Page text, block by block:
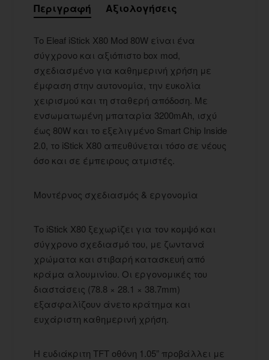
Περιγραφή Αξιολογήσεις
Το Eleaf iStick X80 Mod 80W είναι ένα
σύγχρονο και αξιόπιστο box mod,
σχεδιασμένο για καθημερινή χρήση με
έμφαση στην αυτονομία, την ευκολία
χειρισμού και τη σταθερή απόδοση. Με
ενσωματωμένη μπαταρία 3200mAh, ισχύ
έως 80W και το εξελιγμένο Smart Chip Inside
2.0, το iStick X80 απευθύνεται τόσο σε νέους
όσο και σε έμπειρους ατμιστές.
Μοντέρνος σχεδιασμός & εργονομία
Το iStick X80 ξεχωρίζει για τον κομψό και
σύγχρονο σχεδιασμό του, με ζωντανά
χρώματα και στιβαρή κατασκευή από
κράμα αλουμινίου. Οι εργονομικές του
διαστάσεις (78.8 × 28.1 × 38.7mm)
εξασφαλίζουν άνετο κράτημα και
ευχάριστη καθημερινή χρήση.
Η ευδιάκριτη TFT οθόνη 1.05” προβάλλει με